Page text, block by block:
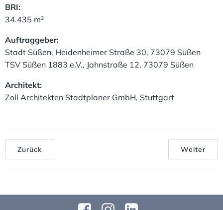
BRI:
34.435 m³
Auftraggeber:
Stadt Süßen, Heidenheimer Straße 30, 73079 Süßen
TSV Süßen 1883 e.V., Jahnstraße 12, 73079 Süßen
Architekt:
Zoll Architekten Stadtplaner GmbH, Stuttgart
Zurück Weiter